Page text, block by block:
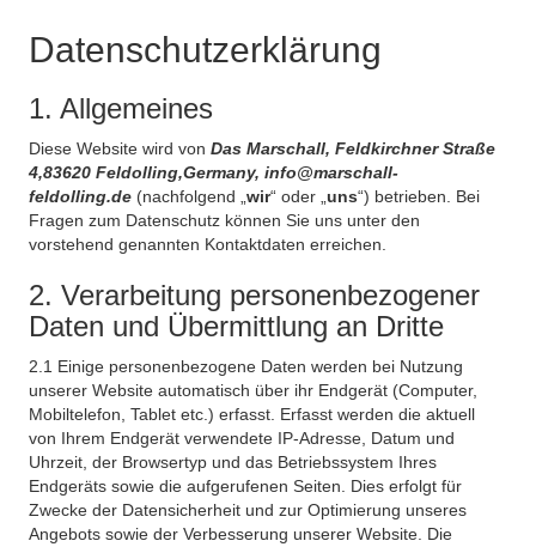
Datenschutzerklärung
1. Allgemeines
Diese Website wird von Das Marschall, Feldkirchner Straße
4,83620 Feldolling,Germany, info@marschall-
feldolling.de (nachfolgend „ wir“ oder „ uns“) betrieben. Bei
Fragen zum Datenschutz können Sie uns unter den
vorstehend genannten Kontaktdaten erreichen.
2. Verarbeitung personenbezogener
Daten und Übermittlung an Dritte
2.1 Einige personenbezogene Daten werden bei Nutzung
unserer Website automatisch über ihr Endgerät (Computer,
Mobiltelefon, Tablet etc.) erfasst. Erfasst werden die aktuell
von Ihrem Endgerät verwendete IP-Adresse, Datum und
Uhrzeit, der Browsertyp und das Betriebssystem Ihres
Endgeräts sowie die aufgerufenen Seiten. Dies erfolgt für
Zwecke der Datensicherheit und zur Optimierung unseres
Angebots sowie der Verbesserung unserer Website. Die